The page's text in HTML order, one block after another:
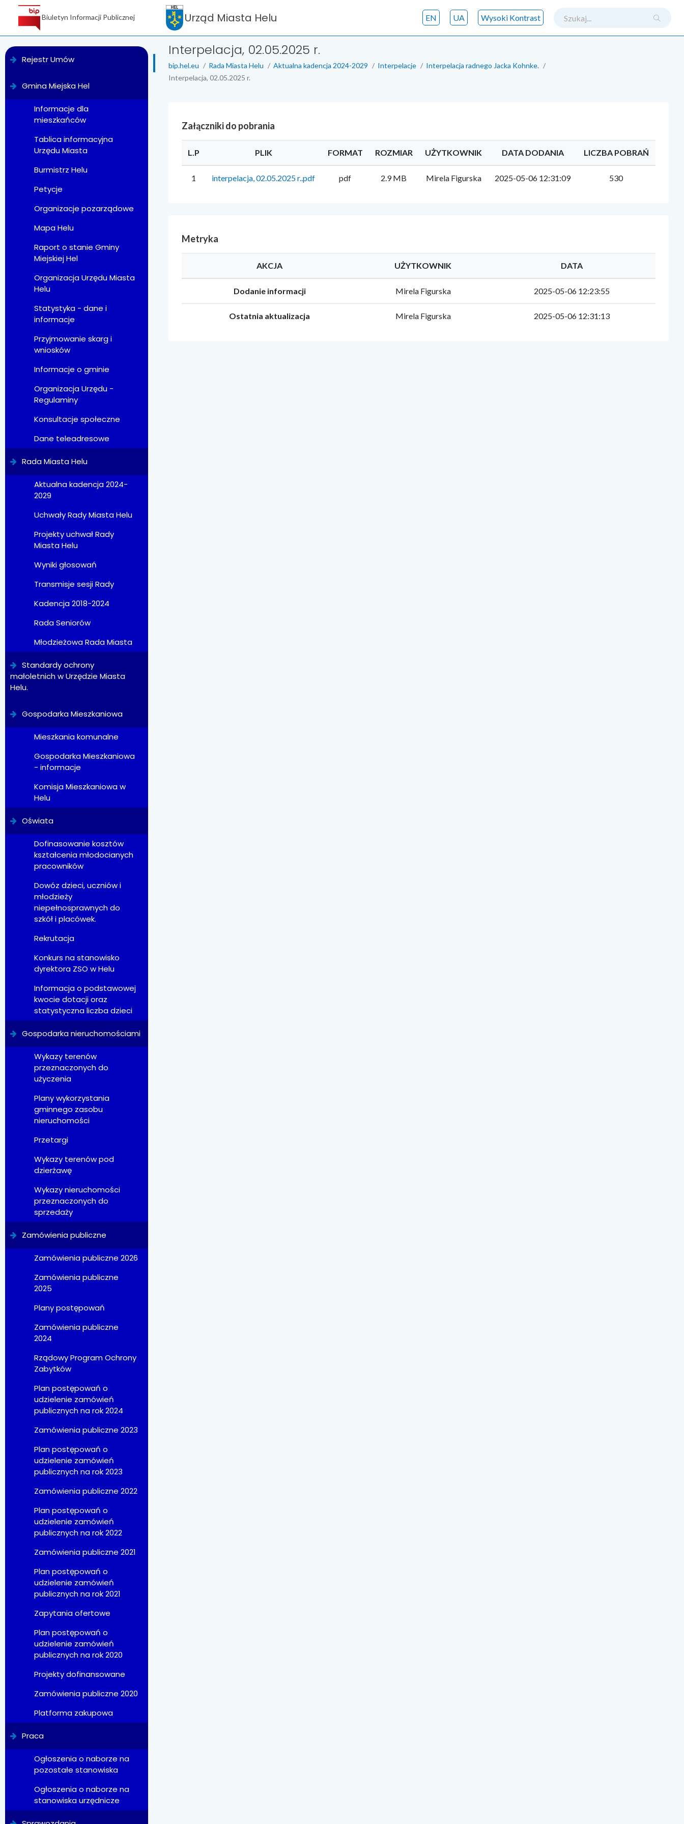
Biuletyn Informacji Publicznej
Rejestr Umów
Gmina Miejska Hel
Informacje dla
mieszkańców
Tablica informacyjna
Urzędu Miasta
Burmistrz Helu
Petycje
Organizacje pozarządowe
Mapa Helu
Raport o stanie Gminy
Miejskiej Hel
Organizacja Urzędu Miasta
Helu
Statystyka - dane i
informacje
Przyjmowanie skarg i
wniosków
Informacje o gminie
Organizacja Urzędu -
Regulaminy
Konsultacje społeczne
Dane teleadresowe
Rada Miasta Helu
Aktualna kadencja 2024-
2029
Uchwały Rady Miasta Helu
Projekty uchwał Rady
Miasta Helu
Wyniki głosowań
Transmisje sesji Rady
Kadencja 2018-2024
Rada Seniorów
Młodzieżowa Rada Miasta
Standardy ochrony
małoletnich w Urzędzie Miasta
Helu.
Gospodarka Mieszkaniowa
Mieszkania komunalne
Gospodarka Mieszkaniowa
- informacje
Komisja Mieszkaniowa w
Helu
Oświata
Dofinasowanie kosztów
kształcenia młodocianych
pracowników
Dowóz dzieci, uczniów i
młodzieży
niepełnosprawnych do
szkół i placówek.
Rekrutacja
Konkurs na stanowisko
dyrektora ZSO w Helu
Informacja o podstawowej
kwocie dotacji oraz
statystyczna liczba dzieci
Gospodarka nieruchomościami
Wykazy terenów
przeznaczonych do
użyczenia
Plany wykorzystania
gminnego zasobu
nieruchomości
Przetargi
Wykazy terenów pod
dzierżawę
Wykazy nieruchomości
przeznaczonych do
sprzedaży
Zamówienia publiczne
Zamówienia publiczne 2026
Zamówienia publiczne
2025
Plany postępowań
Zamówienia publiczne
2024
Rządowy Program Ochrony
Zabytków
Plan postępowań o
udzielenie zamówień
publicznych na rok 2024
Zamówienia publiczne 2023
Plan postępowań o
udzielenie zamówień
publicznych na rok 2023
Zamówienia publiczne 2022
Plan postępowań o
udzielenie zamówień
publicznych na rok 2022
Zamówienia publiczne 2021
Plan postępowań o
udzielenie zamówień
publicznych na rok 2021
Zapytania ofertowe
Plan postępowań o
udzielenie zamówień
publicznych na rok 2020
Projekty dofinansowane
Zamówienia publiczne 2020
Platforma zakupowa
Praca
Ogłoszenia o naborze na
pozostałe stanowiska
Ogłoszenia o naborze na
stanowiska urzędnicze
Urząd Miasta Helu Wysoki Kontrast
UA
EN
Interpelacja, 02.05.2025 r.
bip.hel.eu Rada Miasta Helu Aktualna kadencja 2024-2029 Interpelacje
Interpelacja radnego Jacka Kohnke.
Interpelacja, 02.05.2025 r.
Załączniki do pobrania
L.P PLIK FORMAT ROZMIAR UŻYTKOWNIK DATA DODANIA LICZBA POBRAŃ
1 interpelacja, 02.05.2025 r..pdf pdf 2.9 MB Mirela Figurska 2025-05-06 12:31:09 530
Metryka
AKCJA UŻYTKOWNIK DATA
Dodanie informacji Mirela Figurska 2025-05-06 12:23:55
Ostatnia aktualizacja Mirela Figurska 2025-05-06 12:31:13